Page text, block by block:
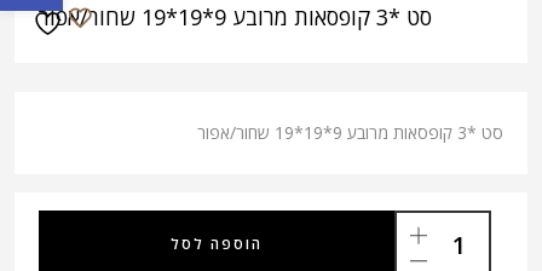
סט *3 קופסאות מרובע 9*19*19 שחור/אפור
סט *3 קופסאות מרובע 9*19*19 שחור/אפור
הוספה לסל